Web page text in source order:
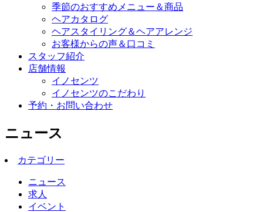
季節のおすすめメニュー＆商品
ヘアカタログ
ヘアスタイリング＆ヘアアレンジ
お客様からの声＆口コミ
スタッフ紹介
店舗情報
イノセンツ
イノセンツのこだわり
予約・お問い合わせ
ニュース
カテゴリー
ニュース
求人
イベント